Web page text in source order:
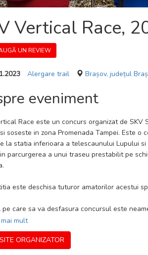
Vertical Race,
UN REVIEW
Alergare trail Brașov, județul
eveniment
Race este un concurs organizat de
soseste in zona Promenada Tampei. Este
la statia inferioara a telescaunului Lupului
parcurgerea a unui traseu prestabilit pe
este deschisa tuturor amatorilor acestui
pe care sa va desfasura concursul este
in zone care pot sa prezinte pericol de lovire
necontrolata sau cadere in gol.
si inlaturarea obstacolelor, alegerea
incerca sa minimizeze aceste riscuri, dar ele
mult
ORGANIZATOR